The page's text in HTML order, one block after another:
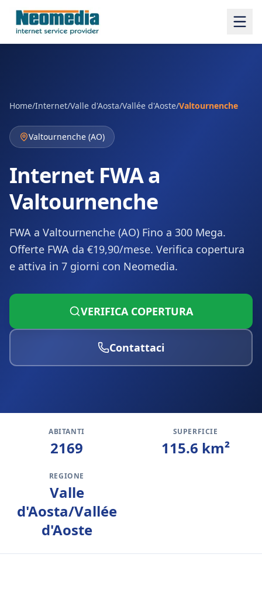
Home/Internet/Valle d'Aosta/Vallée d'Aoste/Valtournenche
Valtournenche (AO)
Internet FWA a
Valtournenche
FWA a Valtournenche (AO) Fino a 300 Mega.
Offerte FWA da €19,90/mese. Verifica copertura
e attiva in 7 giorni con Neomedia.
VERIFICA COPERTURA
Contattaci
ABITANTI
2169
SUPERFICIE
115.6 km²
REGIONE
Valle
d'Aosta/Vallée
d'Aoste